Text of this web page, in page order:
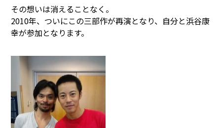
その想いは消えることなく。
2010年、ついにこの三部作が再演となり、自分と浜谷康
幸が参加となります。